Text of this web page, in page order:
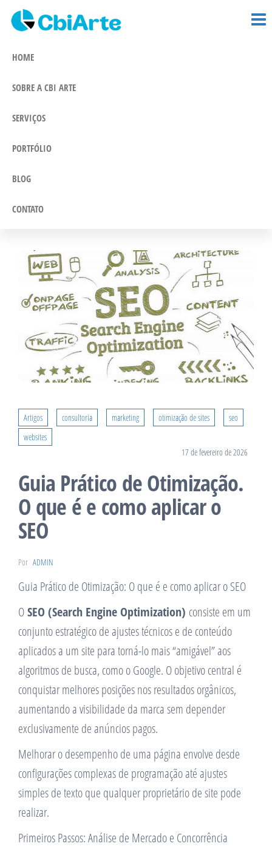
Pular
para
HOME
SOBRE A CBI ARTE
SERVIÇOS
PORTFÓLIO
BLOG
CONTATO
Artigos consultoria marketing otimização de sites
seo
websites
17 de fevereiro de 2026
Guia Prático de Otimização.
O que é e como aplicar o
SEO
Por ADMIN
Guia Prático de Otimização: O que é e como aplicar o SEO
OSEO (Search Engine Optimization) consiste em um
conjunto estratégico de ajustes técnicos e de conteúdo
aplicados a um site para torná-lo mais “amigável” aos
algoritmos de busca, como o Google. O objetivo central é
conquistar melhores posições nos resultados orgânicos,
aumentando a visibilidade da marca sem depender
exclusivamente de anúncios pagos.
Melhorar o desempenho de uma página envolve desde
configurações complexas de programação até ajustes
simples de texto que qualquer proprietário de site pode
realizar.
Primeiros Passos: Análise de Mercado e Concorrência